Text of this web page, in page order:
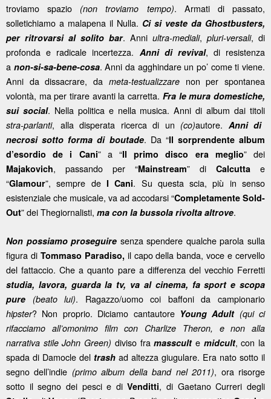
troviamo spazio (non troviamo tempo). Armati di passato,
solletichiamo a malapena il Nulla. Ci si veste da Ghostbusters,
per ritrovarsi al solito bar. Anni ultra-mediali, pluri-versali, di
profonda e radicale incertezza. Anni di revival, di resistenza
a non-si-sa-bene-cosa. Anni da agghindare un po’ come ti viene.
Anni da dissacrare, da meta-testualizzarenon per spontanea
volontà, ma per tirare avanti la carretta. Fra le mura domestiche,
sui social. Nella politica e nella musica. Anni di album dai titoli
stra-parlanti, alla disperata ricerca di un (co)autore. Anni di
necrosi sotto forma di boutade. Da “Il sorprendente album
d’esordio de i Cani” a “Il primo disco era meglio” dei
Majakovich, passando per “Mainstream” di Calcutta e
“Glamour”, sempre deI Cani. Su questa scia, più in senso
esistenziale che musicale, va ad accodarsi “Completamente Sold-
Out” dei Thegiornalisti, ma con la bussola rivolta altrove.
Non possiamo proseguire senza spendere qualche parola sulla
figura diTommaso Paradiso, il capo della banda, voce e cervello
del fattaccio. Che a quanto pare a differenza del vecchio Ferretti
studia, lavora, guarda la tv, va al cinema, fa sport e scopa
pure
(beato lui). Ragazzo/uomo coi baffoni da campionario
hipster? Non proprio. Diciamo cantautore Young Adult (qui ci
rifacciamo all’omonimo film con Charlize Theron, e non alla
narrativa stile John Green) diviso framassculte midcult, con la
spada di Damocle del trash ad altezza giugulare. Era nato sotto il
segno dell’indie (primo album della band nel 2011), ora risorge
sotto il segno dei pesci e diVenditti, di Gaetano Curreri degli